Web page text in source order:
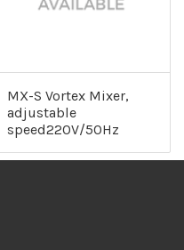
MX-S Vortex Mixer,
adjustable
speed220V/50Hz